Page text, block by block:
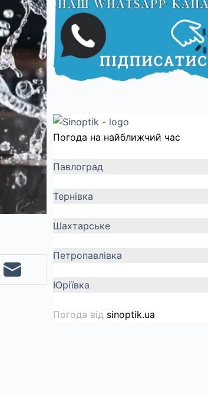
Погода на найближчий час
Павлоград
Тернівка
Шахтарське
Петропавлівка
Юріївка
Погода від sinoptik.ua